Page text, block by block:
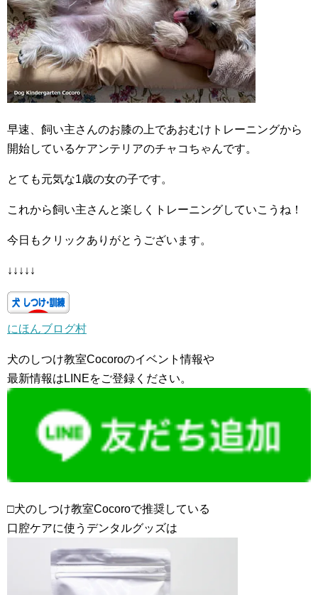
早速、飼い主さんのお膝の上であおむけトレーニングから
開始しているケアンテリアのチャコちゃんです。
とても元気な1歳の女の子です。
これから飼い主さんと楽しくトレーニングしていこうね！
今日もクリックありがとうございます。
↓↓↓↓↓
にほんブログ村
犬のしつけ教室Cocoroのイベント情報や
最新情報はLINEをご登録ください。
□犬のしつけ教室Cocoroで推奨している
口腔ケアに使うデンタルグッズは